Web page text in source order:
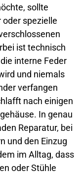
sollte
spezielle
ist technisch
interne Feder
und niemals
verfangen
nach einigen
In genau
Reparatur, bei
und den Einzug
im Alltag, dass
oder Stühle